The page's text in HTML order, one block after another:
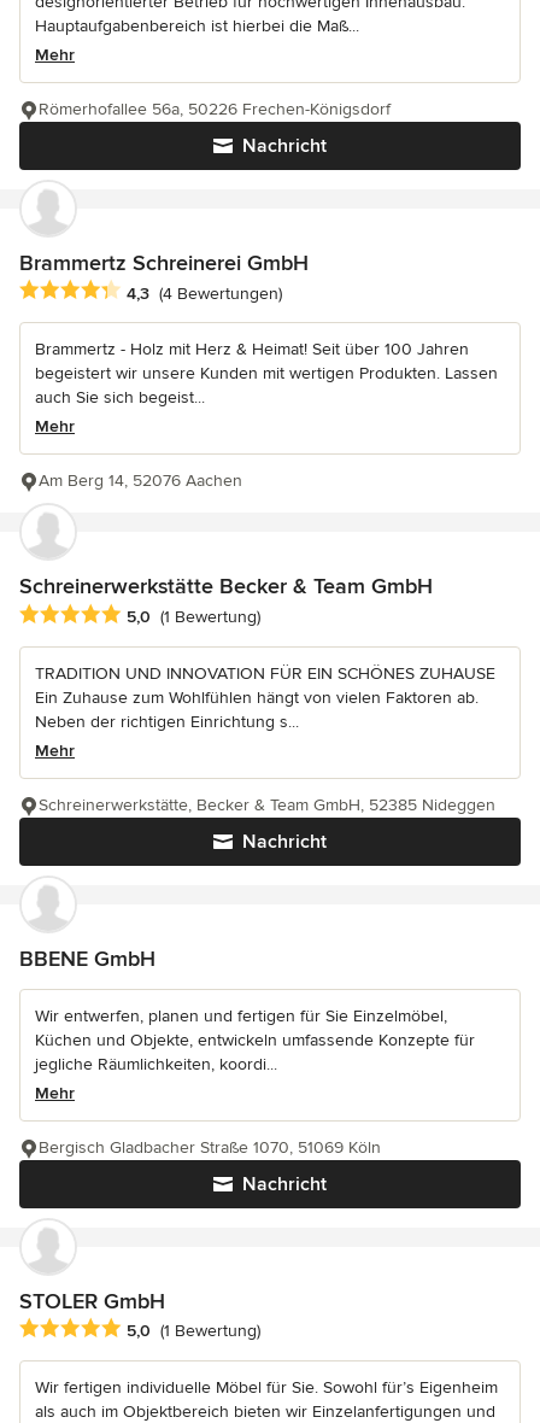
Hauptaufgabenbereich ist hierbei die Maß...
Mehr
Nachricht
Römerhofallee 56a, 50226 Frechen-Königsdorf
Brammertz Schreinerei GmbH
Durchschnittliche Bewertung: 4.3 von 5 Sternen
4,3 (4 Bewertungen)
Brammertz - Holz mit Herz & Heimat! Seit über 100 Jahren
begeistert wir unsere Kunden mit wertigen Produkten. Lassen
auch Sie sich begeist...
Mehr
Am Berg 14, 52076 Aachen
Schreinerwerkstätte Becker & Team GmbH
Durchschnittliche Bewertung: 5 von 5 Sternen
5,0 (1 Bewertung)
TRADITION UND INNOVATION FÜR EIN SCHÖNES ZUHAUSE
Ein Zuhause zum Wohlfühlen hängt von vielen Faktoren ab.
Neben der richtigen Einrichtung s...
Mehr
Nachricht
Schreinerwerkstätte, Becker & Team GmbH, 52385 Nideggen
BBENE GmbH
Wir entwerfen, planen und fertigen für Sie Einzelmöbel,
Küchen und Objekte, entwickeln umfassende Konzepte für
jegliche Räumlichkeiten, koordi...
Mehr
Nachricht
Bergisch Gladbacher Straße 1070, 51069 Köln
STOLER GmbH
Durchschnittliche Bewertung: 5 von 5 Sternen
5,0 (1 Bewertung)
Wir fertigen individuelle Möbel für Sie. Sowohl für’s Eigenheim
als auch im Objektbereich bieten wir Einzelanfertigungen und